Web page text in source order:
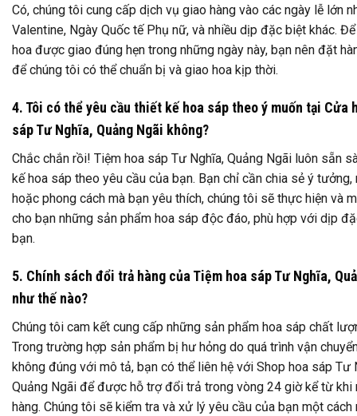
Có, chúng tôi cung cấp dịch vụ giao hàng vào các ngày lễ lớn
Valentine, Ngày Quốc tế Phụ nữ, và nhiều dịp đặc biệt khác.
hoa được giao đúng hẹn trong những ngày này, bạn nên đặt
để chúng tôi có thể chuẩn bị và giao hoa kịp thời.
4. Tôi có thể yêu cầu thiết kế hoa sáp theo ý muốn tại Cửa
sáp Tư Nghĩa, Quảng Ngãi không?
Chắc chắn rồi! Tiệm hoa sáp Tư Nghĩa, Quảng Ngãi luôn sẵn
kế hoa sáp theo yêu cầu của bạn. Bạn chỉ cần chia sẻ ý tưởng,
hoặc phong cách mà bạn yêu thích, chúng tôi sẽ thực hiện và
cho bạn những sản phẩm hoa sáp độc đáo, phù hợp với dịp
bạn.
5. Chính sách đổi trả hàng của Tiệm hoa sáp Tư Nghĩa,
như thế nào?
Chúng tôi cam kết cung cấp những sản phẩm hoa sáp chất
Trong trường hợp sản phẩm bị hư hỏng do quá trình vận
không đúng với mô tả, bạn có thể liên hệ với Shop hoa sáp Tư
Quảng Ngãi để được hỗ trợ đổi trả trong vòng 24 giờ kể từ khi
hàng. Chúng tôi sẽ kiểm tra và xử lý yêu cầu của bạn một cách